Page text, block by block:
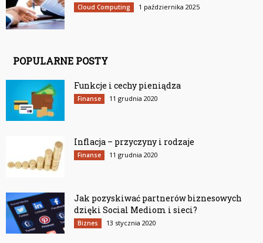
Cloud Computing 1 października 2025
POPULARNE POSTY
Funkcje i cechy pieniądza
Finanse 11 grudnia 2020
Inflacja – przyczyny i rodzaje
Finanse 11 grudnia 2020
Jak pozyskiwać partnerów biznesowych
dzięki Social Mediom i sieci?
Biznes 13 stycznia 2020